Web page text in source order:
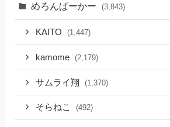
めろんぱーかー (3,843)
KAITO (1,447)
kamome (2,179)
サムライ翔 (1,370)
そらねこ (492)